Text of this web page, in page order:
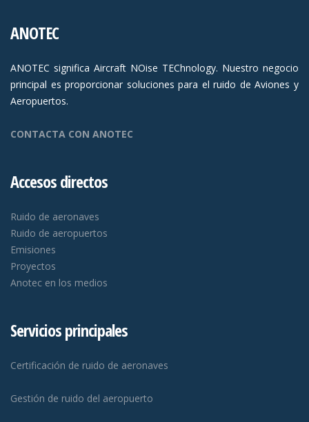
ANOTEC
ANOTEC significa Aircraft NOise TEChnology. Nuestro negocio
principal es proporcionar soluciones para el ruido de Aviones y
Aeropuertos.
CONTACTA CON ANOTEC
Accesos directos
Ruido de aeronaves
Ruido de aeropuertos
Emisiones
Proyectos
Anotec en los medios
Servicios principales
Certificación de ruido de aeronaves
Gestión de ruido del aeropuerto